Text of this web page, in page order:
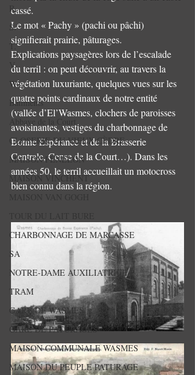
R.
S.
T.
V.
W.
Bâtiments
Abbaye de la Court.
CLOSERIE DU VIEUX CÈDRE
MAISON FENELON
MAISON VINCHENT
CHARBONNAGE DE MARCASSE
SA
NOTRE-DAME AUXILIATRICE P
TRAM
GARE DE WASMES
GARE DE PATURAGES
MAISON COMMUNALE WASMES
MAISON DU PEUPLE PATURAGE
cassé.
Le mot « Pachy » (pachi ou pâchi)
signifierait prairie, pâturages.
Explications paysagères lors de l’escalade
du terril : on peut découvrir, au travers la
végétation luxuriante, quelques vues sur les
quatre points cardinaux de notre entité
(vallée d’El’Wasmes, clochers de paroisses
avoisinantes, vestiges du charbonnage de
Bonne Espérance et de la Brasserie
Centrale, Cense de la Court…). Dans les
années 50, le terril accueillait un motocross
bien connu dans la région.